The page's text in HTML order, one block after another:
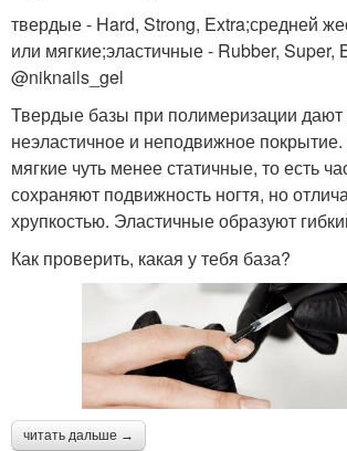
твердые - Hard, Strong, Extra;средней
или мягкие;эластичные - Rubber, Super,
@niknails_gel
Твердые базы при полимеризации дают
неэластичное и неподвижное
мягкие чуть менее статичные, то есть
сохраняют подвижность ногтя, но
хрупкостью. Эластичные образуют
Как проверить, какая у тебя база?
читать дальше →